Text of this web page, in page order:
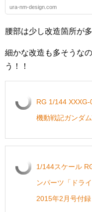
ura-nm-design.com
腰部は少し改造箇所が
細かな改造も多そうな
う！！
RG 1/144
機動戦記ガンダ
1/144スケール
ンパーツ「ドラ
2015年2月号付録